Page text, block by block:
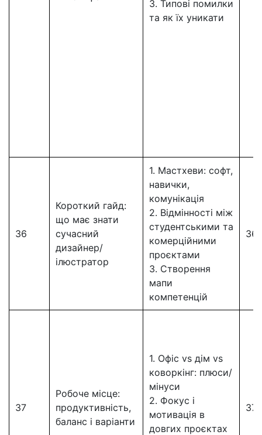
3. Типові помилки
та як їх уникати
36
Короткий гайд:
що має знати
сучасний
дизайнер/
ілюстратор
1. Мастхеви: софт,
навички,
комунікація
2. Відмінності між
студентськими та
комерційними
проєктами
3. Створення
мапи
компетенцій
36
37
Робоче місце:
продуктивність,
баланс і варіанти
1. Офіс vs дім vs
коворкінг: плюси/
мінуси
2. Фокус і
мотивація в
довгих проєктах
37